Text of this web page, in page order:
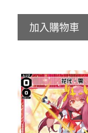
加入購物車